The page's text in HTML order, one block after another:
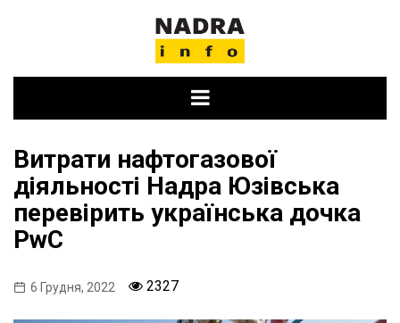
Витрати нафтогазової
діяльності Надра Юзівська
перевірить українська дочка
PwC
6 Грудня, 2022 2327